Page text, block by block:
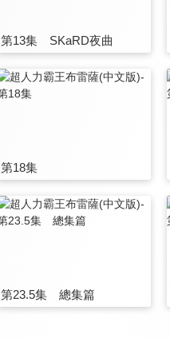
第13集 SKaRD夜曲
第18集
第23.5集 總集篇